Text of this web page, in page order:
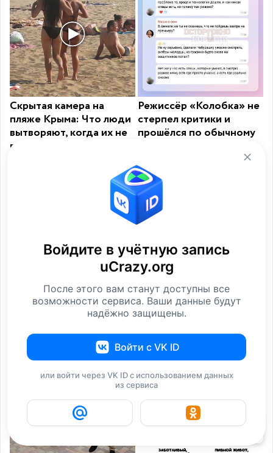
Скрытая камера на
пляже Крыма: Что люди
вытворяют, когда их не
видят...
Режиссёр «Колобка» не
стерпел критики и
прошёлся по обычному
Судьба сподвижника
Петра I Александра
Ролик длится несколько
секунд, а смеяться вы
будете долго
i
Войдите в учётную запись
uCrazy.org
После этого вам станут доступны все
возможности сервиса. Ваши данные будут
надёжно защищены.
Войти с VK ID
или войти через VK ID с использованием данных
из сервиса